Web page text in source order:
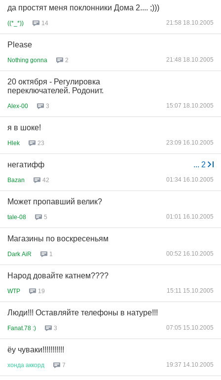
да простят меня поклонники Дома 2.... ;)))
((*_*)) 14 21:58 18.10.2005
Please
Nothing gonna 2 21:48 18.10.2005
20 октября - Регулировка
переключателей. Родонит.
Alex-00 3 15:07 18.10.2005
я в шоке!
Hlek 23 23:09 16.10.2005
... 2
негатифф
Bazan 42 01:34 16.10.2005
Может пропавший велик?
tale-08 5 01:01 16.10.2005
Магазины по воскресеньям
Dark AiR 1 00:52 16.10.2005
Народ довайте катнем????
WTP 19 15:11 15.10.2005
Люди!!! Оставляйте телефоны в натуре!!!
Fanat.78 :) 3 07:05 15.10.2005
ёу чуваки!!!!!!!!!!!
хонда аккорд 7 19:37 14.10.2005